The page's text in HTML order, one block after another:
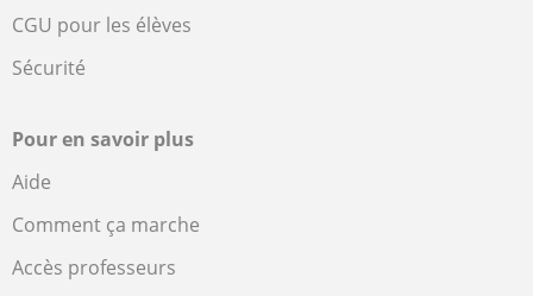
CGU pour les élèves
Sécurité
Pour en savoir plus
Aide
Comment ça marche
Accès professeurs